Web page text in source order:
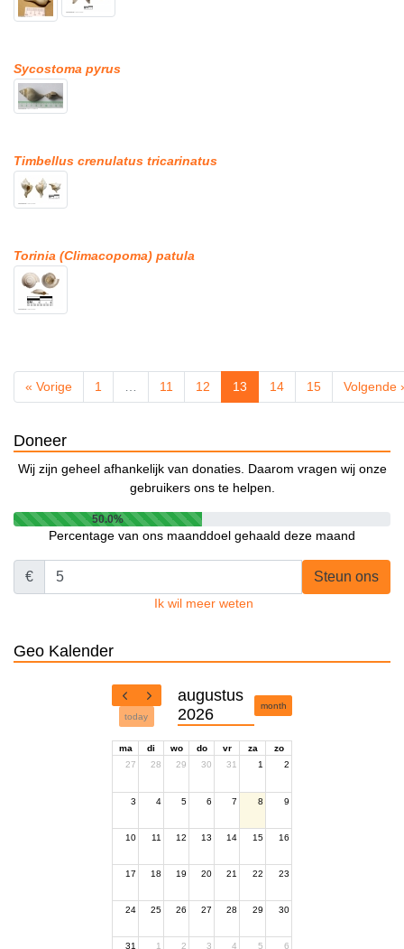
Sycostoma pyrus
Timbellus crenulatus tricarinatus
Torinia (Climacopoma) patula
« Vorige 1 … 11 12 13 14 15 Volgende
Doneer
Wij zijn geheel afhankelijk van donaties. Daarom vragen wij onze
gebruikers ons te helpen.
50.0%
Percentage van ons maanddoel gehaald deze maand
€ Steun ons
Ik wil meer weten
Geo Kalender
today
augustus
2026
month
ma di wo do vr za
zo
27
28 29 30 31 1 2
3 4 5 6 7 8 9
10 11 12 13 14 15 16
17 18 19 20 21 22 23
24 25 26 27 28 29 30
31 1 2 3 4 5 6